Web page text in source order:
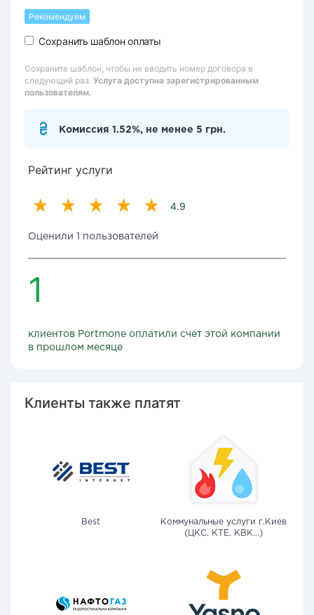
Рекомендуем
Сохранить шаблон оплаты
Сохраните шаблон, чтобы не вводить номер договора в
следующий раз. Услуга доступна зарегистрированным
пользователям.
Комиссия 1.52%, не менее 5 грн.
Рейтинг услуги
4.9
Оценили 1 пользователей
1
клиентов Portmone оплатили счет этой компании
в прошлом месяце
Клиенты также платят
Best
Коммунальные услуги г.Киев
(ЦКС, КТЕ, КВК...)